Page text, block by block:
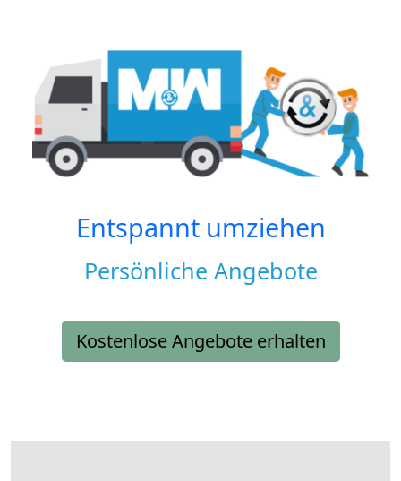
Entspannt umziehen
Persönliche Angebote
Kostenlose Angebote erhalten